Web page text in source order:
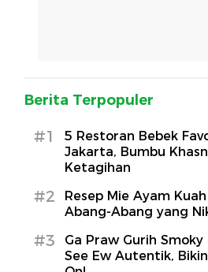
Berita Terpopuler
#1
5 Restoran Bebek
Jakarta, Bumbu
Ketagihan
#2
Resep Mie Ayam
Abang-Abang yang
#3
Ga Praw Gurih Smoky
See Ew Autentik,